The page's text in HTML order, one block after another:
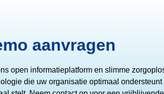
aanvragen
open informatieplatform en slimme
die uw organisatie optimaal